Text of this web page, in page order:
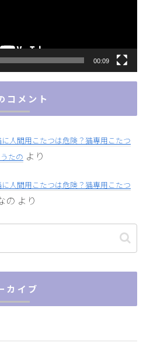
00:09
コメント
人間用こたつは危険？猫専用こたつ
たの より
人間用こたつは危険？猫専用こたつ
の より
カイブ